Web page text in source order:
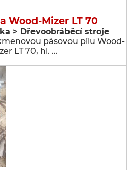
Wood-Mizer LT 70
> Dřevoobráběcí stroje
pásovou pilu Wood-
LT 70, hl. …